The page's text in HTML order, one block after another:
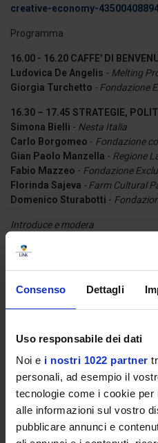
Consenso Dettagli
Uso responsabile dei dati
Noi e i nostri 1022 partner
personali, ad esempio il
tecnologie come i cookie
alle informazioni sul vostro
pubblicare annunci e
creative-economy-
Programma
16.00 - 16.20 CAFFE' DI
Ludovica De Angelis - Melting
Giorgia Turchetto - Fondazione
16.30 – 17.45 STRATEGIE,
Simona Bielli - Nesta Italia
Carlo Borgomeo - Fondazione
Gian Paolo Manzella - Regione
Fabio Mazzeo - Fondazione
Florinda Sajeva - Farm Cultural
Domenico Sturabotti -
Introduce e modera
Eugenia Ferrara
-Fondazione
Gaetano Giunta-Fondazione
Giorgia Turchetto-Fondazione
Introduce e modera
Francesca Neri -Fondazione
18.30–19.00 ARTS FOCUS:
Silvia Fanti- Fondazione Villa